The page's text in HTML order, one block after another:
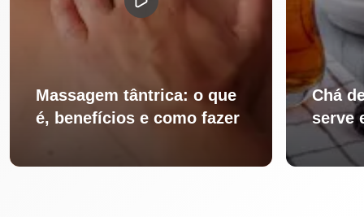
Massagem tântrica: o que
é, benefícios e como fazer
Chá
serve